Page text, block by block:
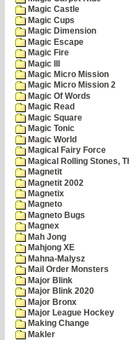
Magic Castle
Magic Cups
Magic Dimension
Magic Escape
Magic Fire
Magic III
Magic Micro Mission
Magic Micro Mission 2
Magic Of Words
Magic Read
Magic Square
Magic Tonic
Magic World
Magical Fairy Force
Magical Rolling Stones,
Magnetit
Magnetit 2002
Magnetix
Magneto
Magneto Bugs
Magnex
Mah Jong
Mahjong XE
Mahna-Malysz
Mail Order Monsters
Major Blink
Major Blink 2020
Major Bronx
Major League Hockey
Making Change
Makler